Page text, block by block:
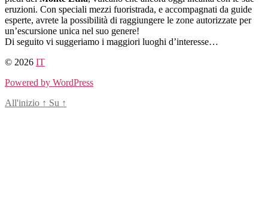
eruzioni. Con speciali mezzi fuoristrada, e accompagnati da guide
esperte, avrete la possibilità di raggiungere le zone autorizzate per
un’escursione unica nel suo genere!
Di seguito vi suggeriamo i maggiori luoghi d’interesse…
© 2026 IT
Powered by WordPress
All'inizio ↑ Su ↑